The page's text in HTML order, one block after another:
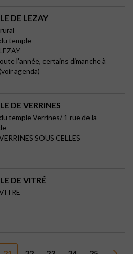
DE LEZAY
temple
l'année, certains dimanche à
agenda)
DE VERRINES
temple Verrines/ 1 rue de la
SOUS CELLES
DE VITRÉ